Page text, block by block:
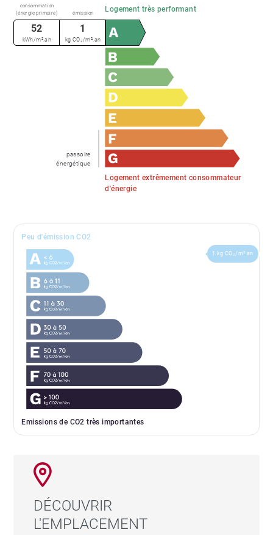
Logement très performant
Logement extrêmement consommateur
d'énergie
passoire
énergétique
consommation
(énergie primaire)
émission
52
kWh/m².an
1
kg CO₂/m².an
Peu d'émission CO2
Emissions de CO2 très importantes
1 kg CO₂/m².an
DÉCOUVRIR
L'EMPLACEMENT